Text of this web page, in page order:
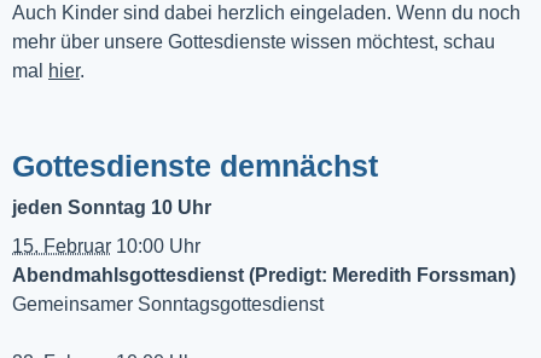
Auch Kinder sind dabei herzlich eingeladen. Wenn du noch
mehr über unsere Gottesdienste wissen möchtest, schau
mal
hier.
Gottesdienste demnächst
jeden Sonntag 10 Uhr
15. Februar 10:00 Uhr
Abendmahlsgottesdienst (Predigt: Meredith Forssman)
Gemeinsamer Sonntagsgottesdienst